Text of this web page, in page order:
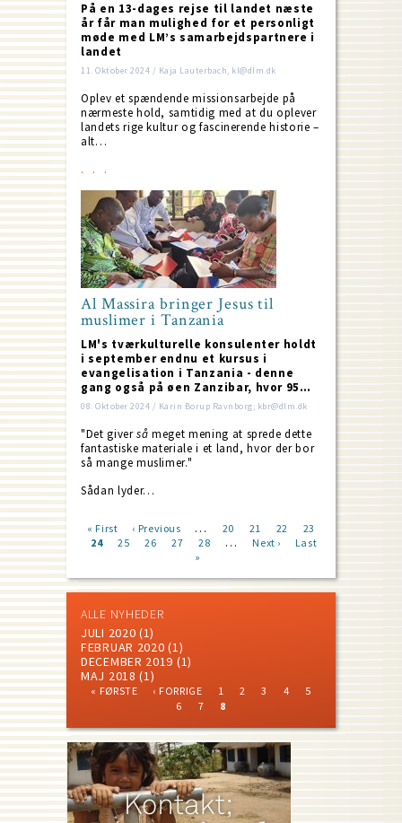
På en 13-dages rejse til landet næste
år får man mulighed for et personligt
møde med LM’s samarbejdspartnere i
landet
11. Oktober 2024 / Kaja Lauterbach, kl@dlm.dk
Oplev et spændende missionsarbejde på
nærmeste hold, samtidig med at du oplever
landets rige kultur og fascinerende historie –
alt…
Al Massira bringer Jesus til
muslimer i Tanzania
LM's tværkulturelle konsulenter holdt
i september endnu et kursus i
evangelisation i Tanzania - denne
gang også på øen Zanzibar, hvor 95…
08. Oktober 2024 / Karin Borup Ravnborg; kbr@dlm.dk
"Det giverså meget mening at sprede dette
fantastiske materiale i et land, hvor der bor
så mange muslimer."
Sådan lyder…
Pagination
First
page
« First
Previous
page
‹ Previous … Page
20 Page
21 Page
22 Page
23
Current
24 Page
25 Page
26 Page
27 Page
28 …
Next
Next ›
Last
Last
»
ALLE NYHEDER
JULI 2020 (1)
FEBRUAR 2020 (1)
DECEMBER 2019 (1)
MAJ 2018 (1)
FIRST
« FØRSTE
PREVIOUS
PAGE
‹ FORRIGE PAGE
1 PAGE
2 PAGE
3 PAGE
4 PAGE
5
PAGE
6 PAGE
7
CURRENT
8